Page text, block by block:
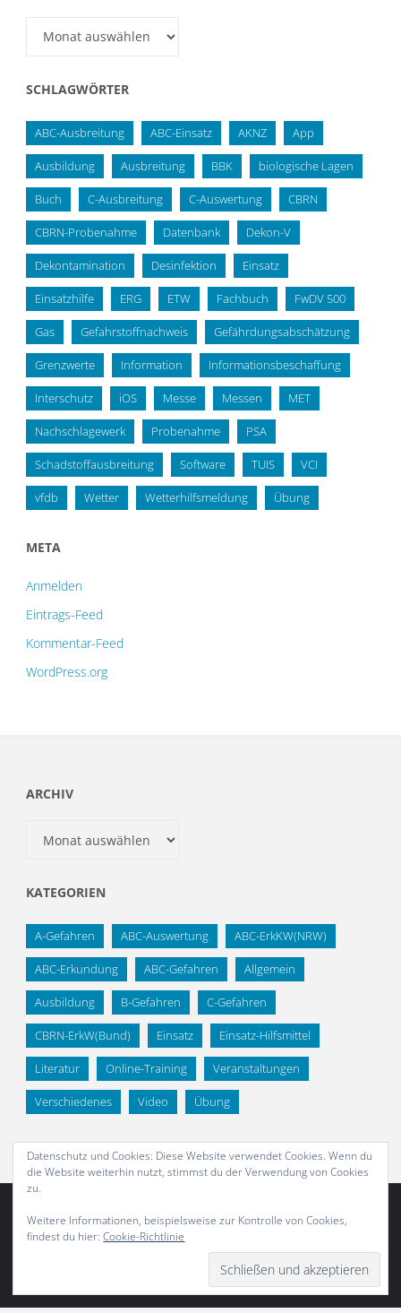
SCHLAGWÖRTER
ABC-Ausbreitung ABC-Einsatz AKNZ App
Ausbildung Ausbreitung BBK biologische Lagen
Buch C-Ausbreitung C-Auswertung CBRN
CBRN-Probenahme Datenbank Dekon-V
Dekontamination Desinfektion Einsatz
Einsatzhilfe ERG ETW Fachbuch FwDV 500
Gas Gefahrstoffnachweis Gefährdungsabschätzung
Grenzwerte Information Informationsbeschaffung
Interschutz iOS Messe Messen MET
Nachschlagewerk Probenahme PSA
Schadstoffausbreitung Software TUIS VCI
vfdb Wetter Wetterhilfsmeldung Übung
META
Anmelden
Eintrags-Feed
Kommentar-Feed
WordPress.org
ARCHIV
KATEGORIEN
A-Gefahren ABC-Auswertung ABC-ErkKW(NRW)
ABC-Erkundung ABC-Gefahren Allgemein
Ausbildung B-Gefahren C-Gefahren
CBRN-ErkW(Bund) Einsatz Einsatz-Hilfsmittel
Literatur Online-Training Veranstaltungen
Verschiedenes Video Übung
Fluida&WordPress.Abonnieren
Datenschutz und Cookies: Diese Website verwendet Cookies. Wenn du
die Website weiterhin nutzt, stimmst du der Verwendung von Cookies
zu.
Weitere Informationen, beispielsweise zur Kontrolle von Cookies,
findest du hier:Cookie-Richtlinie